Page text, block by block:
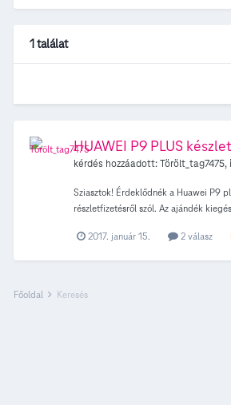
1 találat
HUAWEI P9 PLUS készlet
kérdés hozzáadott:Törölt_tag7475,
Sziasztok! Érdeklődnék a Huawei P9
részletfizetésről szól. Az ajándék
2017. január 15. 2 válasz
Főoldal Keresés